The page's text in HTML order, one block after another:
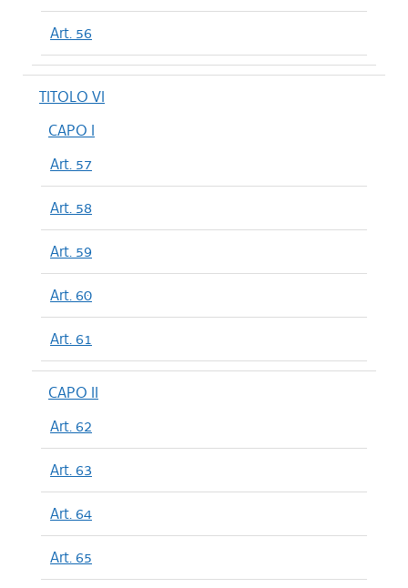
Art. 56
TITOLO VI
CAPO I
Art. 57
Art. 58
Art. 59
Art. 60
Art. 61
CAPO II
Art. 62
Art. 63
Art. 64
Art. 65